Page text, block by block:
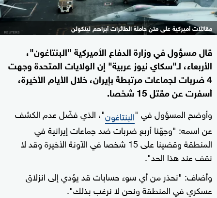
مقاتلات أميركية على متن حاملة الطائرات أبراهم لينكولن
قال مسؤول في وزارة الدفاع الأميركية "البنتاغون"،
الأربعاء، لـ"سكاي نيوز عربية" إن الولايات المتحدة وجهت
4 ضربات لجماعات مرتبطة بإيران، خلال الأيام الأخيرة،
أسفرت عن مقتل 15 شخصا.
وأوضح المسؤول في "البنتاغون"، الذي فضّل عدم الكشف
عن اسمه: "وجهّنا أربع ضربات ضد جماعات إيرانية في
المنطقة وقضينا على 15 شخصا في الآونة الأخيرة وقد لا
نقف عند هذا الحد".
وأضاف: "نحذر من أي سوء حسابات قد يؤدي إلى انزلاق
عسكري في المنطقة ونحن لا نرغب بذلك".